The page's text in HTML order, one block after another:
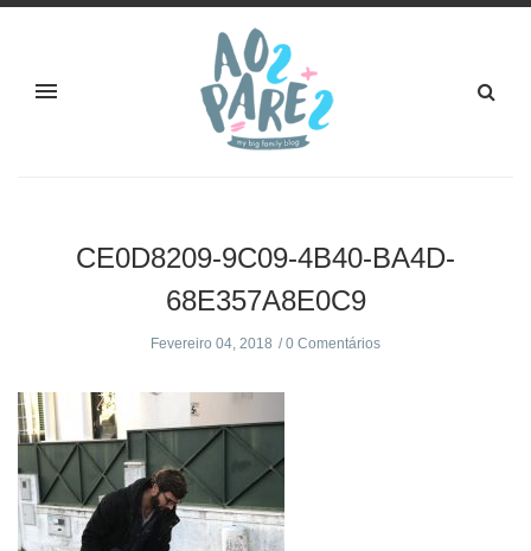
CE0D8209-9C09-4B40-BA4D-
68E357A8E0C9
Fevereiro 04, 2018 0 Comentários